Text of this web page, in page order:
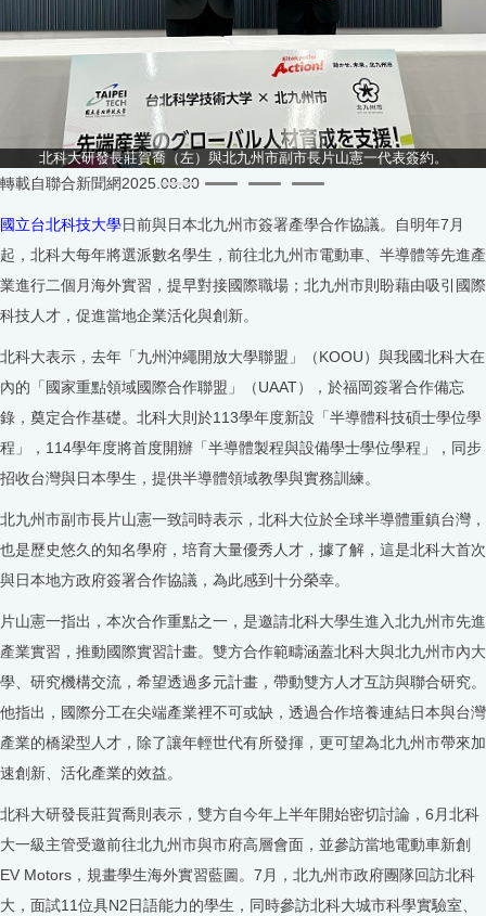
北科大研發長莊賀喬（左）與北九州市副市長片山憲一代表簽約。
轉載自聯合新聞網2025.08.30
國立台北科技大學日前與日本北九州市簽署產學合作協議。自明年7月
起，北科大每年將選派數名學生，前往北九州市電動車、半導體等先進產
業進行二個月海外實習，提早對接國際職場；北九州市則盼藉由吸引國際
科技人才，促進當地企業活化與創新。
北科大表示，去年「九州沖繩開放大學聯盟」（KOOU）與我國北科大在
內的「國家重點領域國際合作聯盟」（UAAT），於福岡簽署合作備忘
錄，奠定合作基礎。北科大則於113學年度新設「半導體科技碩士學位學
程」，114學年度將首度開辦「半導體製程與設備學士學位學程」，同步
招收台灣與日本學生，提供半導體領域教學與實務訓練。
北九州市副市長片山憲一致詞時表示，北科大位於全球半導體重鎮台灣，
也是歷史悠久的知名學府，培育大量優秀人才，據了解，這是北科大首次
與日本地方政府簽署合作協議，為此感到十分榮幸。
片山憲一指出，本次合作重點之一，是邀請北科大學生進入北九州市先進
產業實習，推動國際實習計畫。雙方合作範疇涵蓋北科大與北九州市內大
學、研究機構交流，希望透過多元計畫，帶動雙方人才互訪與聯合研究。
他指出，國際分工在尖端產業裡不可或缺，透過合作培養連結日本與台灣
產業的橋梁型人才，除了讓年輕世代有所發揮，更可望為北九州市帶來加
速創新、活化產業的效益。
北科大研發長莊賀喬則表示，雙方自今年上半年開始密切討論，6月北科
大一級主管受邀前往北九州市與市府高層會面，並參訪當地電動車新創
EV Motors，規畫學生海外實習藍圖。7月，北九州市政府團隊回訪北科
大，面試11位具N2日語能力的學生，同時參訪北科大城市科學實驗室、